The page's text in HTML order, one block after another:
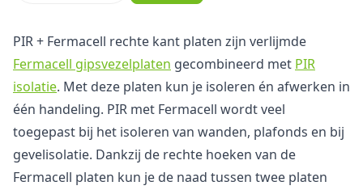
PIR + Fermacell rechte kant platen zijn verlijmde
Fermacell gipsvezelplaten gecombineerd met PIR
isolatie. Met deze platen kun je isoleren én afwerken in
één handeling. PIR met Fermacell wordt veel
toegepast bij het isoleren van wanden, plafonds en bij
gevelisolatie. Dankzij de rechte hoeken van de
Fermacell platen kun je de naad tussen twee platen